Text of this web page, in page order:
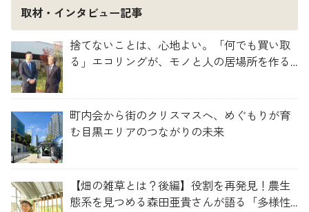
取材・インタビュー記事
捨てないことは、心地よい。「何でも買い取
る」エコリングが、モノと人の居場所を作る
町内会から街のクリスマスへ、めぐもりが育
む目黒エリアのつながりの未来
【畑の雑草とは？後編】役割を再発見！農生
態系を見つめる森田亜貴さんが語る「多様性